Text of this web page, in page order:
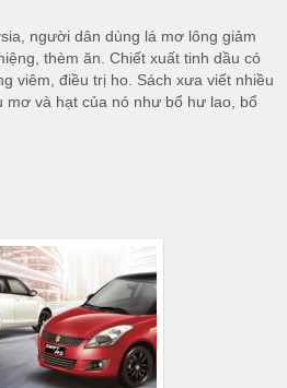
người dân dùng lá mơ lông giảm
thèm ăn. Chiết xuất tinh dầu có
viêm, điều trị ho. Sách xưa viết nhiều
mơ và hạt của nó như bổ hư lao, bổ